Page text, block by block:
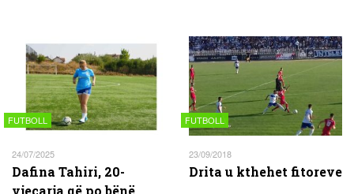
FUTBOLL
24/07/2025
Dafina Tahiri, 20-
FUTBOLL
23/09/2018
Drita u kthehet fitoreve